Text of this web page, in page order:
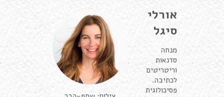
אורלי
סיגל
מנחה
סדנאות
וריטריטים
לכתיבה.
פסיכולוגית